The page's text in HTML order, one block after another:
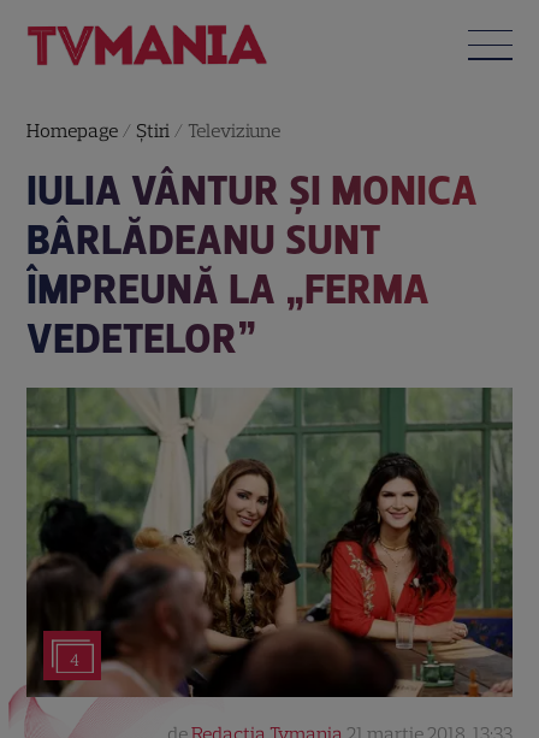
Homepage / Știri / Televiziune
IULIA VÂNTUR ȘI MONICA
BÂRLĂDEANU SUNT
ÎMPREUNĂ LA „FERMA
VEDETELOR”
4